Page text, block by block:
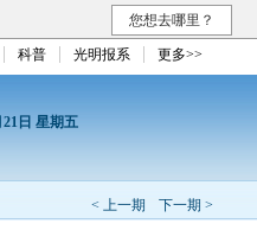
您想去哪里？
科普 光明报系 更多>>
21日 星期五
< 上一期 下一期 >